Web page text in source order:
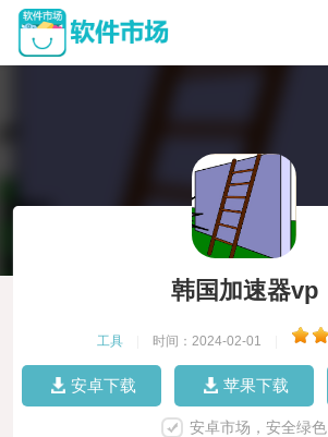
韩国加速器vp
工具 时间：2024-02-01
安卓下载 苹果下载
安卓市场，安全绿色